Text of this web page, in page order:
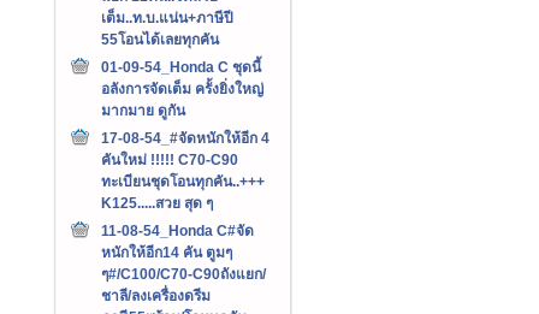
เต็ม..ท.บ.แน่น+ภาษีปี
55โอนได้เลยทุกคัน
01-09-54_Honda C ชุดนี้
อลังการจัดเต็ม ครั้งยิ่งใหญ่
มากมาย ดูกัน
17-08-54_#จัดหนักให้อีก 4
คันใหม่ !!!!! C70-C90
ทะเบียนชุดโอนทุกคัน..+++‏
K125.....สวย สุด ๆ
11-08-54_Honda C#จัด
หนักให้อีก14 คัน ตูมๆ
ๆ#/C100/C70-C90ถังแยก/
ชาลี/ลงเครื่องดรีม